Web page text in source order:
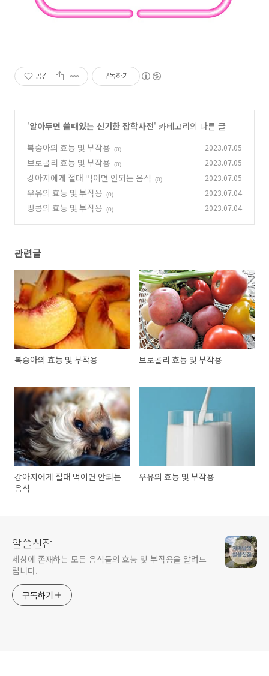
공감 구독하기
'알아두면 쓸때있는 신기한 잡학사전' 카테고리의 다른 글
복숭아의 효능 및 부작용
(0) 2023.07.05
브로콜리 효능 및 부작용 (0) 2023.07.05
강아지에게 절대 먹이면 안되는 음식 (0) 2023.07.05
우유의 효능 및 부작용 (0) 2023.07.04
땅콩의 효능 및 부작용 (0) 2023.07.04
관련글
복숭아의 효능 및 부작용 브로콜리 효능 및 부작용
강아지에게 절대 먹이면 안되는
음식
우유의 효능 및 부작용
알쓸신잡
세상에 존재하는 모든 음식들의 효능 및 부작용을 알려드
립니다.
구독하기